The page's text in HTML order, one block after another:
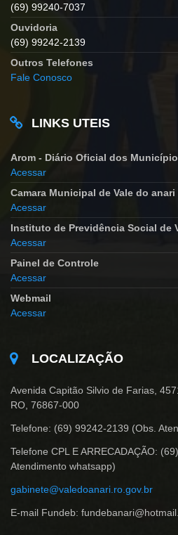
(69) 99240-7037
Ouvidoria
(69) 99242-2139
Outros Telefones
Fale Conosco
LINKS UTEIS
Arom - Diário Oficial dos
Acessar
Camara Municipal de Vale do anari
Acessar
Instituto de Previdência Social de
Acessar
Painel de Controle
Acessar
Webmail
Acessar
LOCALIZAÇÃO
Avenida Capitão Silvio de Farias,
RO, 76867-000
Telefone: (69) 99242-2139 (Obs.
Telefone CPL E ARRECADAÇÃO:
Atendimento whatsapp)
gabinete@valedoanari.ro.gov.br
E-mail Fundeb: